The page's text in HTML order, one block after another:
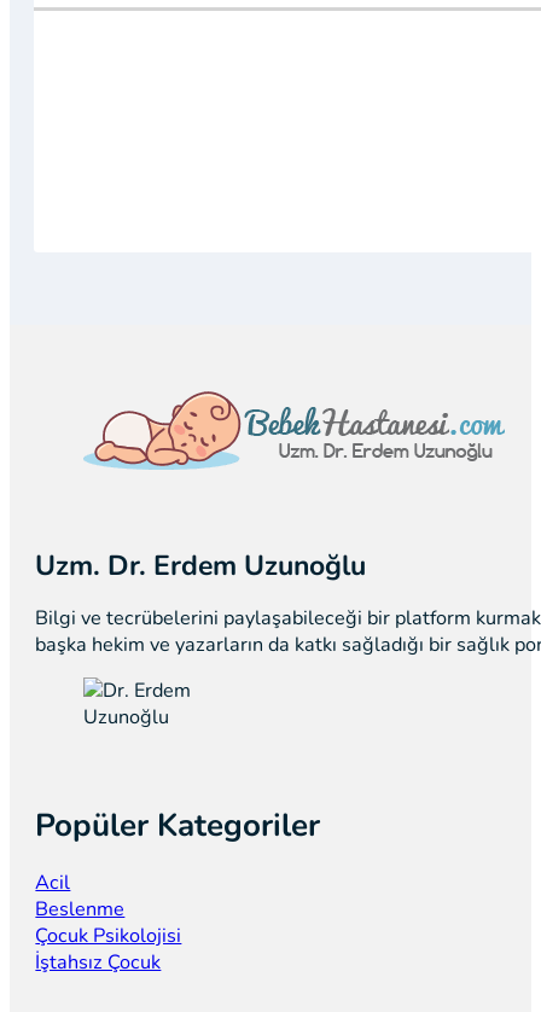
Uzm. Dr. Erdem Uzunoğlu
Bilgi ve tecrübelerini paylaşabileceği bir platform kurmak
başka hekim ve yazarların da katkı sağladığı bir sağlık
Popüler Kategoriler
Acil
Beslenme
Çocuk Psikolojisi
İştahsız Çocuk